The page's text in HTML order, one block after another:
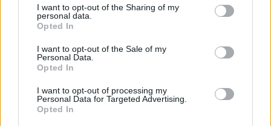
not limited to your visit or usage behaviour. You may click to
grant or deny consent to Google and its third-party tags to
use your data for below specified purposes in below Google
consent section.
I want to opt-out of the Sharing of my
personal data.
Opted In
I want to opt-out of the Sale of my
Personal Data.
Opted In
I want to opt-out of processing my
Personal Data for Targeted Advertising.
Opted In
találkozhatsz a Grandon:
Gottwald Borászat, Hauzer Pincészet, Hilltop
Neszmély, Horváth Családi Pincészet, Kisbaka
Petőcz Pincészet, PlaceBor, Rábai Katalin Borászat,
Simecz Pince, Stróbl Borház, Szivek Pince, Szöllősi
Pincészet, Turay Családi Pincészet, Wéber Családi